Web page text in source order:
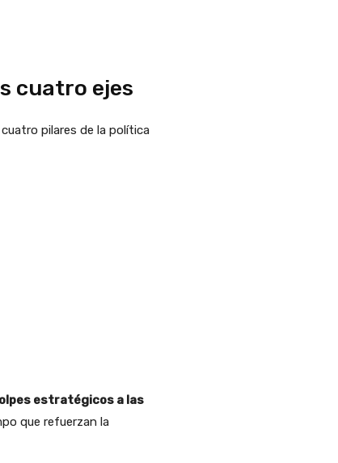
cuatro ejes
pilares de la política
estratégicos a las
que refuerzan la